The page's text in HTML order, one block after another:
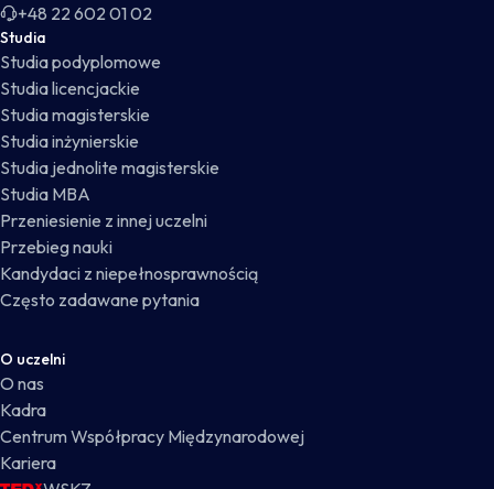
+48 22 602 01 02
Studia
Studia podyplomowe
Studia licencjackie
Studia magisterskie
Studia inżynierskie
Studia jednolite magisterskie
Studia MBA
Przeniesienie z innej uczelni
Przebieg nauki
Kandydaci z niepełnosprawnością
Często zadawane pytania
O uczelni
O nas
Kadra
Centrum Współpracy Międzynarodowej
Kariera